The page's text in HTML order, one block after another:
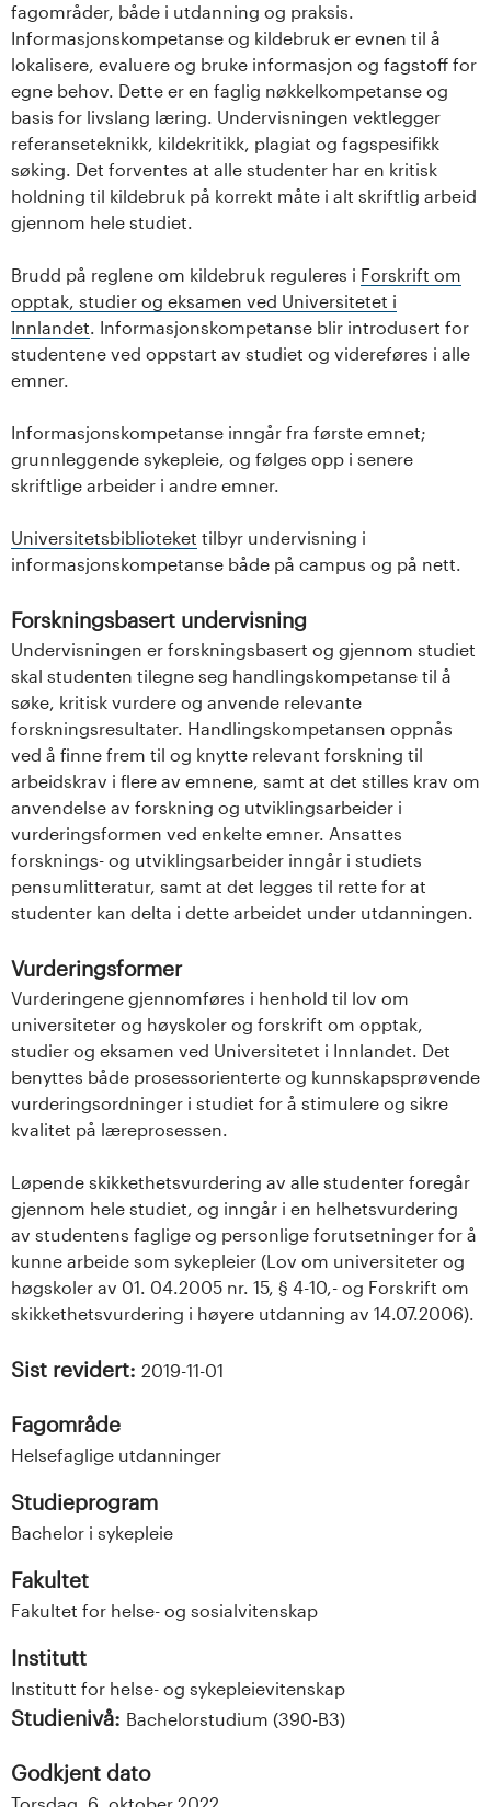
fagområder, både i utdanning og praksis.
Informasjonskompetanse og kildebruk er evnen til å
lokalisere, evaluere og bruke informasjon og fagstoff for
egne behov. Dette er en faglig nøkkelkompetanse og
basis for livslang læring. Undervisningen vektlegger
referanseteknikk, kildekritikk, plagiat og fagspesifikk
søking. Det forventes at alle studenter har en kritisk
holdning til kildebruk på korrekt måte i alt skriftlig arbeid
gjennom hele studiet.
Brudd på reglene om kildebruk reguleres i Forskrift om
opptak, studier og eksamen ved Universitetet i
Innlandet. Informasjonskompetanse blir introdusert for
studentene ved oppstart av studiet og videreføres i alle
emner.
Informasjonskompetanse inngår fra første emnet;
grunnleggende sykepleie, og følges opp i senere
skriftlige arbeider i andre emner.
Universitetsbiblioteket tilbyr undervisning i
informasjonskompetanse både på campus og på nett.
Forskningsbasert undervisning
Undervisningen er forskningsbasert og gjennom studiet
skal studenten tilegne seg handlingskompetanse til å
søke, kritisk vurdere og anvende relevante
forskningsresultater. Handlingskompetansen oppnås
ved å finne frem til og knytte relevant forskning til
arbeidskrav i flere av emnene, samt at det stilles krav om
anvendelse av forskning og utviklingsarbeider i
vurderingsformen ved enkelte emner. Ansattes
forsknings- og utviklingsarbeider inngår i studiets
pensumlitteratur, samt at det legges til rette for at
studenter kan delta i dette arbeidet under utdanningen.
Vurderingsformer
Vurderingene gjennomføres i henhold til lov om
universiteter og høyskoler og forskrift om opptak,
studier og eksamen ved Universitetet i Innlandet. Det
benyttes både prosessorienterte og kunnskapsprøvende
vurderingsordninger i studiet for å stimulere og sikre
kvalitet på læreprosessen.
Løpende skikkethetsvurdering av alle studenter foregår
gjennom hele studiet, og inngår i en helhetsvurdering
av studentens faglige og personlige forutsetninger for å
kunne arbeide som sykepleier (Lov om universiteter og
høgskoler av 01. 04.2005 nr. 15, § 4-10,- og Forskrift om
skikkethetsvurdering i høyere utdanning av 14.07.2006).
Sist revidert: 2019-11-01
Fagområde
Helsefaglige utdanninger
Studieprogram
Bachelor i sykepleie
Fakultet
Fakultet for helse- og sosialvitenskap
Institutt
Institutt for helse- og sykepleievitenskap
Studienivå: Bachelorstudium (390-B3)
Godkjent dato